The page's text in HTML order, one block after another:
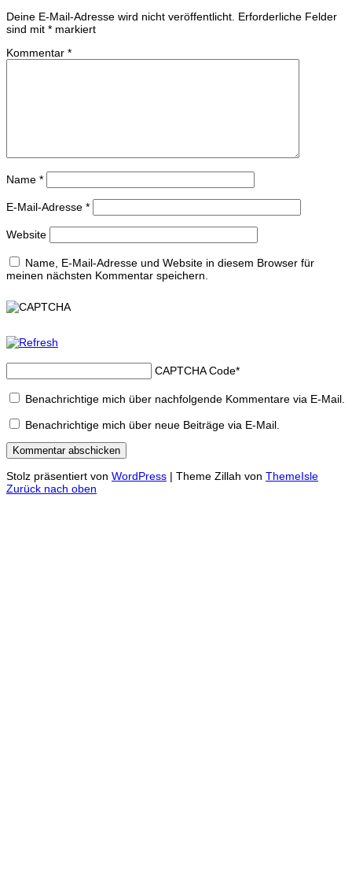
Deine E-Mail-Adresse wird nicht veröffentlicht. Erforderliche Felder
sind mit * markiert
Kommentar *
Name *
E-Mail-Adresse *
Website
Name, E-Mail-Adresse und Website in diesem Browser für
meinen nächsten Kommentar speichern.
CAPTCHA Code*
Benachrichtige mich über nachfolgende Kommentare via E-Mail.
Benachrichtige mich über neue Beiträge via E-Mail.
Stolz präsentiert von WordPress | Theme Zillah von ThemeIsle
Zurück nach oben